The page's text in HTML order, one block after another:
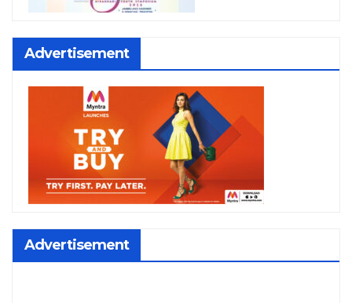
Advertisement
Advertisement